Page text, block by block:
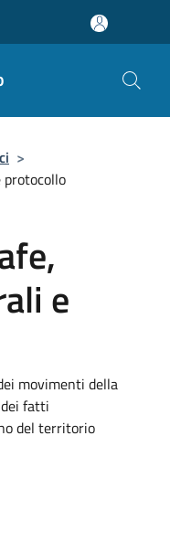
>
e
movimenti della
fatti
del territorio